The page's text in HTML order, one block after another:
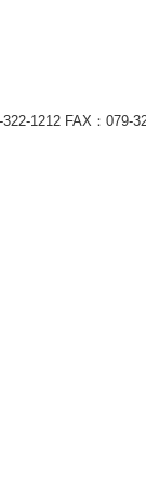
1212 FAX：079-